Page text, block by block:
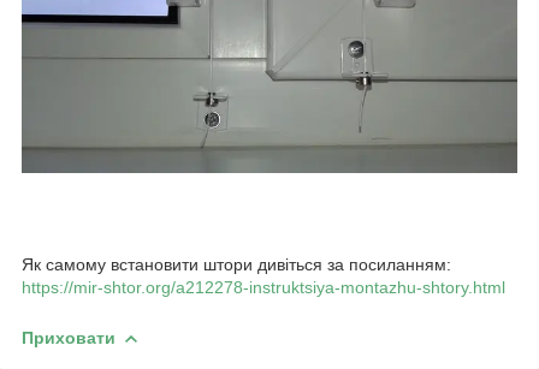
Як самому встановити штори дивіться за посиланням:
https://mir-shtor.org/a212278-instruktsiya-montazhu-shtory.html
Приховати